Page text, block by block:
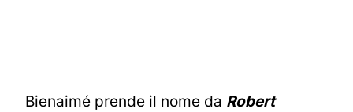
Bienaimé prende il nome da Robert